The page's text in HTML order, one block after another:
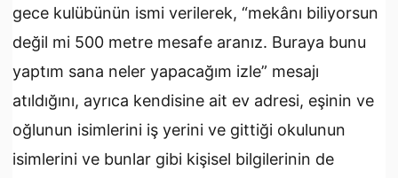
gece kulübünün ismi verilerek, “mekânı biliyorsun
değil mi 500 metre mesafe aranız. Buraya bunu
yaptım sana neler yapacağım izle” mesajı
atıldığını, ayrıca kendisine ait ev adresi, eşinin ve
oğlunun isimlerini iş yerini ve gittiği okulunun
isimlerini ve bunlar gibi kişisel bilgilerinin de